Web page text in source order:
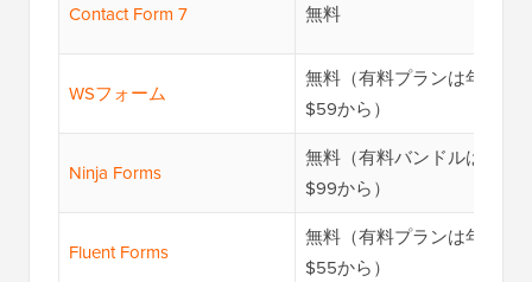
Contact Form 7 無料
WSフォーム
無料（有料プランは年額
$59から）
Ninja Forms
無料（有料バンドルは年額
$99から）
Fluent Forms
無料（有料プランは年額
$55から）